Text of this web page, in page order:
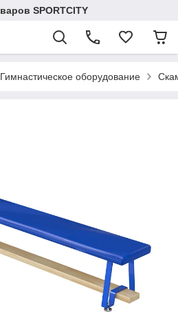
SPORTCITY
Гимнастическое оборудование